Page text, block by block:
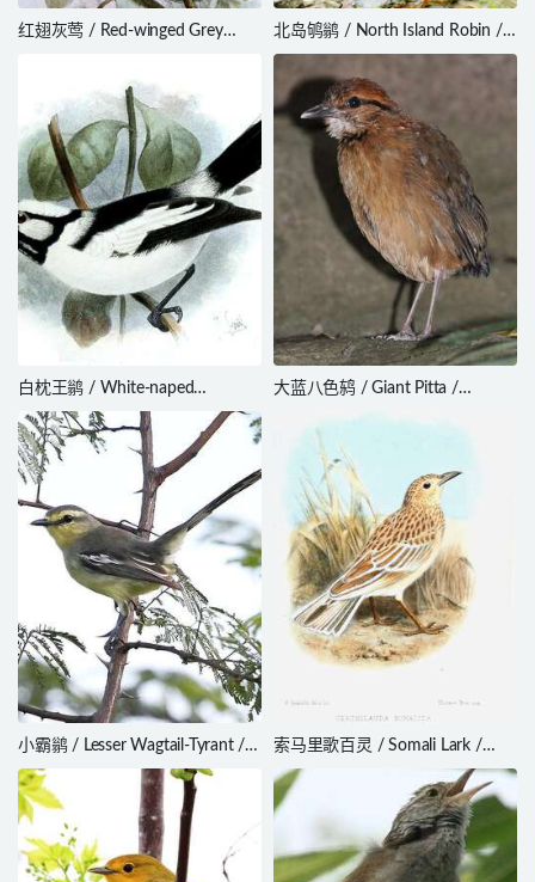
红翅灰莺 / Red-winged Grey
北岛鸲鹟 / North Island Robin /
Petroica longipes
白枕王鹟 / White-naped
Monarch / Carterornis pileatus
大蓝八色鸫 / Giant Pitta /
小霸鹟 / Lesser Wagtail-Tyrant /
Stigmatura napensis
索马里歌百灵 / Somali Lark /
Mirafra somalica